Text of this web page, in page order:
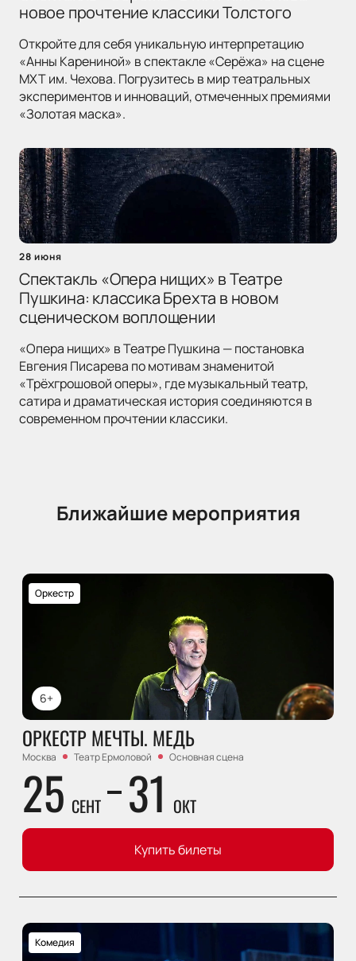
новое прочтение классики Толстого
Откройте для себя уникальную интерпретацию
«Анны Карениной» в спектакле «Серёжа» на сцене
МХТ им. Чехова. Погрузитесь в мир театральных
экспериментов и инноваций, отмеченных премиями
«Золотая маска».
28 июня
Спектакль «Опера нищих» в Театре
Пушкина: классика Брехта в новом
сценическом воплощении
«Опера нищих» в Театре Пушкина — постановка
Евгения Писарева по мотивам знаменитой
«Трёхгрошовой оперы», где музыкальный театр,
сатира и драматическая история соединяются в
современном прочтении классики.
Ближайшие мероприятия
6+
Оркестр
ОРКЕСТР МЕЧТЫ. МЕДЬ
Москва Театр Ермоловой Основная сцена
25 СЕНТ 31 ОКТ
Купить билеты
Комедия